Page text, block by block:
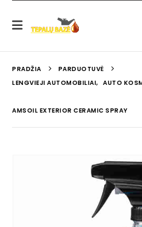
PRADŽIA
PARDUOTUVĖ
LENGVIEJI AUTOMOBILIAI, AUTO
AMSOIL EXTERIOR CERAMIC SPRAY